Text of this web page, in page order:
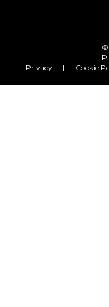
©
Privacy
| Cookie